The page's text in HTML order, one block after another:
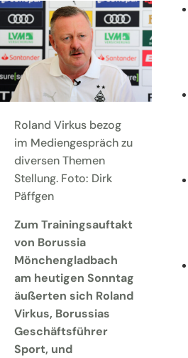
Roland Virkus bezog
im Mediengespräch zu
diversen Themen
Stellung. Foto: Dirk
Päffgen
Zum Trainingsauftakt
von Borussia
Mönchengladbach
am heutigen Sonntag
äußerten sich Roland
Virkus, Borussias
Geschäftsführer
Sport, und